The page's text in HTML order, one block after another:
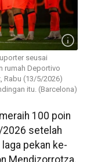
seusai
rumah Deportivo
Rabu (13/5/2026)
itu. (Barcelona)
100 poin
2026 setelah
pekan ke-